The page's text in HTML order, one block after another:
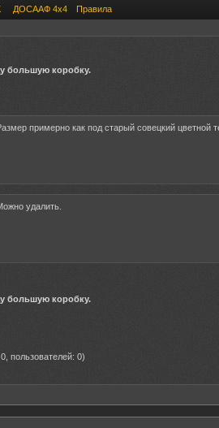
ДОСААФ 4х4 Правила
большую коробку.
примерно как под старый совецкий
удалить.
большую коробку.
пользователей: 0)